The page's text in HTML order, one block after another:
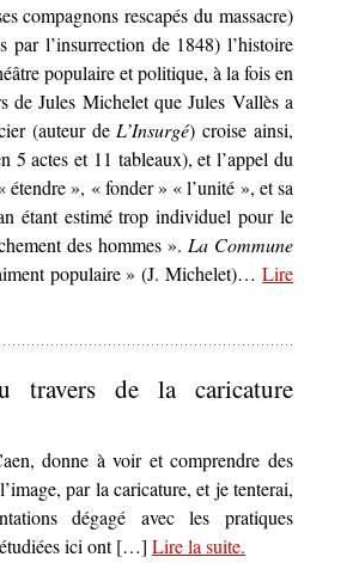
compagnons rescapés du massacre)
par l’insurrection de 1848) l’histoire
populaire et politique, à la fois en
de Jules Michelet que Jules Vallès a
(auteur de L’Insurgé) croise ainsi,
5 actes et 11 tableaux), et l’appel du
», « fonder » « l’unité », et sa
étant estimé trop individuel pour le
des hommes ». La Commune
populaire » (J. Michelet)… Lire
travers de la caricature
donne à voir et comprendre des
par la caricature, et je tenterai,
dégagé avec les pratiques
étudiées ici ont […] Lire la suite– ‘Les
.